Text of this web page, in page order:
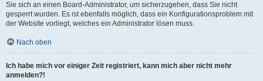
Sie sich an einen Board-Administrator, um sicherzugehen, dass Sie nicht
gesperrt wurden. Es ist ebenfalls möglich, dass ein Konfigurationsproblem mit
der Website vorliegt, welches ein Administrator lösen muss.
Nach oben
Ich habe mich vor einiger Zeit registriert, kann mich aber nicht mehr
anmelden?!